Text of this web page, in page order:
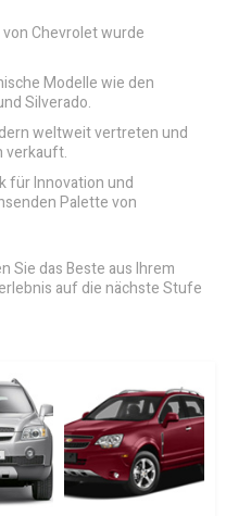
Chevrolet wurde
Modelle wie den
Silverado.
weltweit vertreten und
verkauft.
für Innovation und
Palette von
Sie das Beste aus Ihrem
auf die nächste Stufe